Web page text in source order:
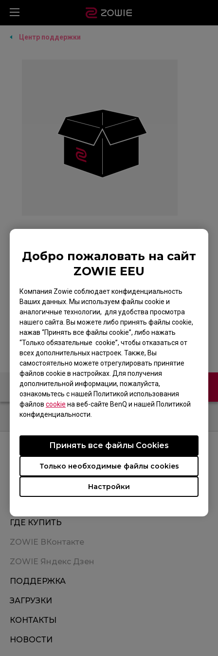
Добро пожаловать на сайт
ZOWIE EEU
Компания Zowie соблюдает конфиденциальность
Ваших данных. Мы используем файлы cookie и
аналогичные технологии, для удобства просмотра
нашего сайта. Вы можете либо принять файлы cookie,
нажав “Принять все файлы cookie”, либо нажать
“Только обязательные cookie”, чтобы отказаться от
всех дополнительных настроек. Также, Вы
самостоятельно можете отрегулировать принятие
файлов cookie в настройках. Для получения
дополнительной информации, пожалуйста,
ознакомьтесь с нашей Политикой использования
файлов cookie на веб-сайте BenQ и нашей Политикой
конфиденциальности.
Настройки
Только необходимые файлы cookies
Принять все файлы Сookies
Центр поддержки
ZOWIE CELERITAS II
DIVINA PINK
Игровая клавиатура
для киберспорта
Связаться с нами
МЫ В СОЦСЕТЯХ
ГДЕ КУПИТЬ
ZOWIE ВКонтакте
ZOWIE Яндекс Дзен
ПОДДЕРЖКА
ЗАГРУЗКИ
КОНТАКТЫ
НОВОСТИ